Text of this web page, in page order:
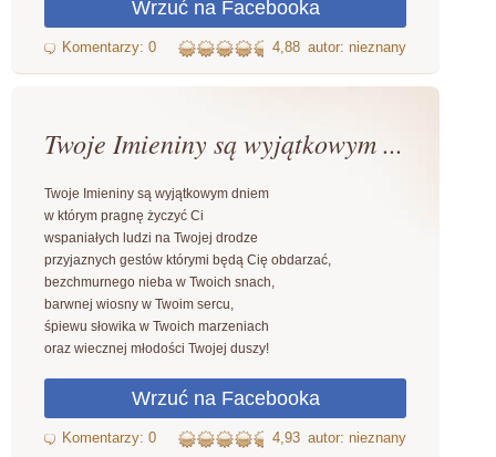
4,88 autor: nieznany
Twoje Imieniny są wyjątkowym ...
Twoje Imieniny są wyjątkowym dniem
w którym pragnę życzyć Ci
wspaniałych ludzi na Twojej drodze
przyjaznych gestów którymi będą Cię obdarzać,
bezchmurnego nieba w Twoich snach,
barwnej wiosny w Twoim sercu,
śpiewu słowika w Twoich marzeniach
oraz wiecznej młodości Twojej duszy!
4,93 autor: nieznany